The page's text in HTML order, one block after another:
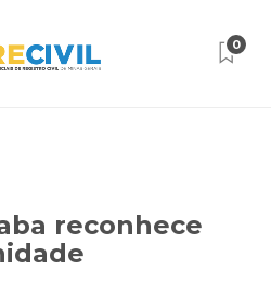
0
reconhece